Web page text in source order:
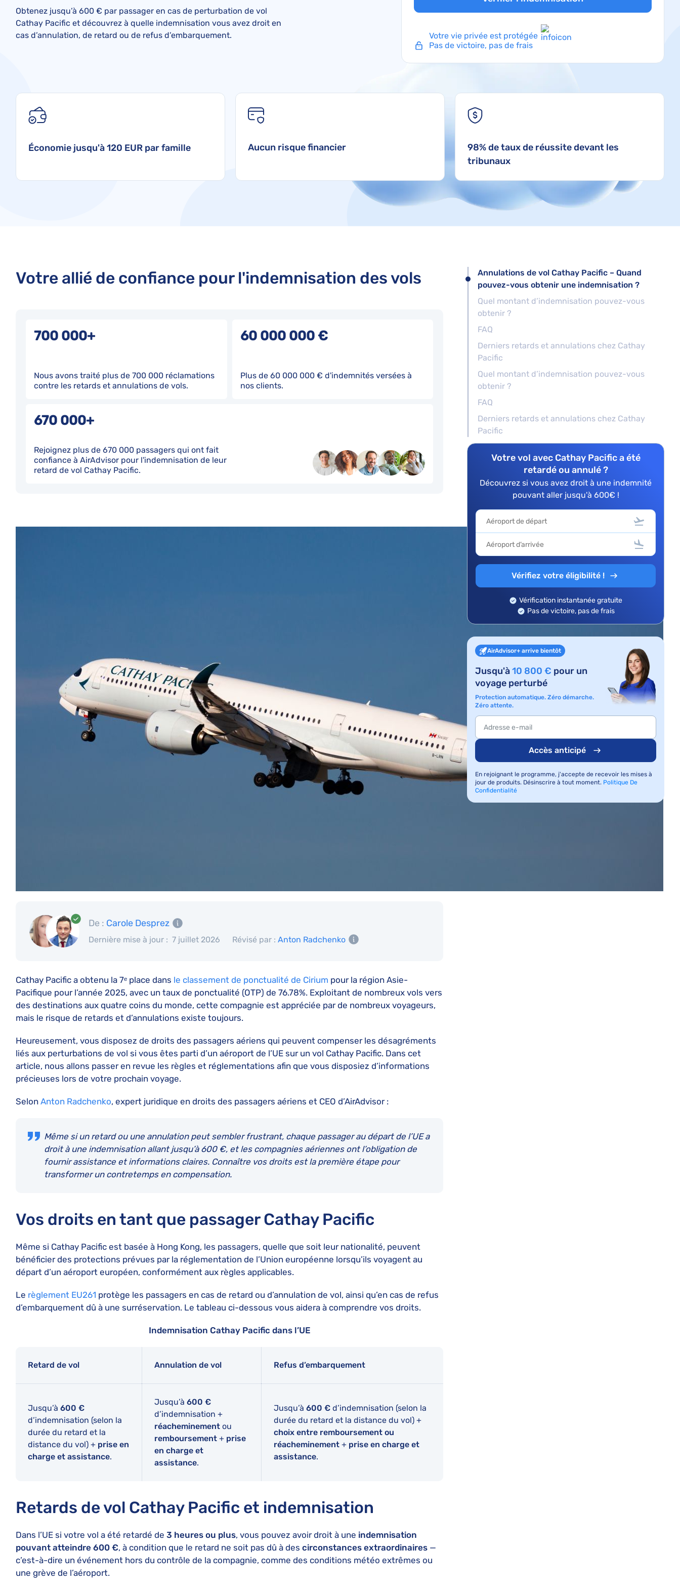
Remboursement French Bee
Réclamations Volotea
Obtenez jusqu’à 600 € par passager en cas de perturbation de vol
Cathay Pacific et découvrez à quelle indemnisation vous avez droit en
cas d’annulation, de retard ou de refus d’embarquement.
Votre vie privée est protégée
Pas de victoire, pas de frais
Économie jusqu'à 120 EUR par famille Aucun risque financier
98% de taux de réussite devant les
tribunaux
Votre allié de confiance pour l'indemnisation des vols
700 000+
Nous avons traité plus de 700 000 réclamations
contre les retards et annulations de vols.
60 000 000 €
Plus de 60 000 000 € d'indemnités versées à
nos clients.
670 000+
Rejoignez plus de 670 000 passagers qui ont fait
confiance à AirAdvisor pour l'indemnisation de leur
retard de vol Cathay Pacific.
De : Carole Desprez
Dernière mise à jour : 7 juillet 2026 Révisé par : Anton Radchenko
Cathay Pacific a obtenu la 7ᵉ place dans le classement de ponctualité de Cirium pour la région Asie-
Pacifique pour l’année 2025, avec un taux de ponctualité (OTP) de 76.78%. Exploitant de nombreux vols vers
des destinations aux quatre coins du monde, cette compagnie est appréciée par de nombreux voyageurs,
mais le risque de retards et d’annulations existe toujours.
Heureusement, vous disposez de droits des passagers aériens qui peuvent compenser les désagréments
liés aux perturbations de vol si vous êtes parti d’un aéroport de l’UE sur un vol Cathay Pacific. Dans cet
article, nous allons passer en revue les règles et réglementations afin que vous disposiez d’informations
précieuses lors de votre prochain voyage.
Selon Anton Radchenko, expert juridique en droits des passagers aériens et CEO d’AirAdvisor :
Même si un retard ou une annulation peut sembler frustrant, chaque passager au départ de l’UE a
droit à une indemnisation allant jusqu’à 600 €, et les compagnies aériennes ont l’obligation de
fournir assistance et informations claires. Connaître vos droits est la première étape pour
transformer un contretemps en compensation.
Vos droits en tant que passager Cathay Pacific
Même si Cathay Pacific est basée à Hong Kong, les passagers, quelle que soit leur nationalité, peuvent
bénéficier des protections prévues par la réglementation de l’Union européenne lorsqu’ils voyagent au
départ d’un aéroport européen, conformément aux règles applicables.
Le règlement EU261 protège les passagers en cas de retard ou d’annulation de vol, ainsi qu’en cas de refus
d’embarquement dû à une surréservation. Le tableau ci-dessous vous aidera à comprendre vos droits.
Indemnisation Cathay Pacific dans l’UE
Retard de vol Annulation de vol Refus d’embarquement
Jusqu’à 600 €
d’indemnisation (selon la
durée du retard et la
distance du vol) + prise en
charge et assistance.
Jusqu’à 600 €
d’indemnisation +
réacheminement ou
remboursement + prise
en charge et
assistance.
Jusqu’à 600 € d’indemnisation (selon la
durée du retard et la distance du vol) +
choix entre remboursement ou
réacheminement + prise en charge et
assistance.
Retards de vol Cathay Pacific et indemnisation
Dans l’UE si votre vol a été retardé de 3 heures ou plus, vous pouvez avoir droit à une indemnisation
pouvant atteindre 600 €, à condition que le retard ne soit pas dû à des circonstances extraordinaires —
c’est-à-dire un événement hors du contrôle de la compagnie, comme des conditions météo extrêmes ou
une grève de l’aéroport.
Annulations de vol Cathay Pacific – Quand
pouvez-vous obtenir une indemnisation ?
Quel montant d’indemnisation pouvez-vous
obtenir ?
FAQ
Derniers retards et annulations chez Cathay
Pacific
Quel montant d’indemnisation pouvez-vous
obtenir ?
FAQ
Derniers retards et annulations chez Cathay
Pacific
Votre vol avec Cathay Pacific a été
retardé ou annulé ?
Découvrez si vous avez droit à une indemnité
pouvant aller jusqu'à 600€ !
Vérifiez votre éligibilité !
Vérification instantanée gratuite
Pas de victoire, pas de frais
AirAdvisor+ arrive bientôt
Jusqu'à10 800 € pour un
voyage perturbé
Protection automatique. Zéro démarche.
Zéro attente.
Accès anticipé
En rejoignant le programme, j'accepte de recevoir les mises à
jour de produits. Désinscrire à tout moment. Politique De
Confidentialité